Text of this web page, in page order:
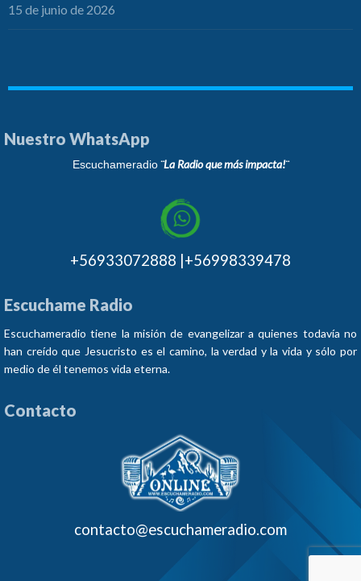
15 de junio de 2026
Nuestro WhatsApp
Escuchameradio¨La Radio que más impacta!¨
+56933072888 |+56998339478
Escuchame Radio
Escuchameradio tiene la misión de evangelizar a quienes todavía no
han creído que Jesucristo es el camino, la verdad y la vida y sólo por
medio de él tenemos vida eterna.
Contacto
contacto@escuchameradio.com